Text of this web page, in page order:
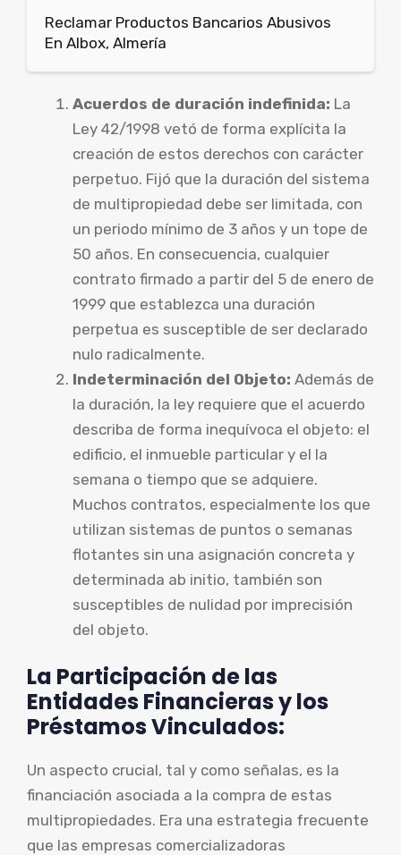
Reclamar Productos Bancarios Abusivos
En Albox, Almería
Acuerdos de duración indefinida: La
Ley 42/1998 vetó de forma explícita la
creación de estos derechos con carácter
perpetuo. Fijó que la duración del sistema
de multipropiedad debe ser limitada, con
un periodo mínimo de 3 años y un tope de
50 años. En consecuencia, cualquier
contrato firmado a partir del 5 de enero de
1999 que establezca una duración
perpetua es susceptible de ser declarado
nulo radicalmente.
Indeterminación del Objeto: Además de
la duración, la ley requiere que el acuerdo
describa de forma inequívoca el objeto: el
edificio, el inmueble particular y el la
semana o tiempo que se adquiere.
Muchos contratos, especialmente los que
utilizan sistemas de puntos o semanas
flotantes sin una asignación concreta y
determinada ab initio, también son
susceptibles de nulidad por imprecisión
del objeto.
La Participación de las
Entidades Financieras y los
Préstamos Vinculados:
Un aspecto crucial, tal y como señalas, es la
financiación asociada a la compra de estas
multipropiedades. Era una estrategia frecuente
que las empresas comercializadoras